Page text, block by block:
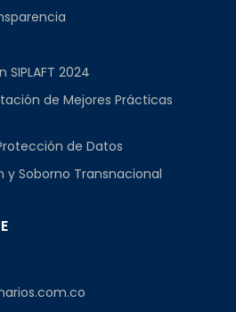
2024
de Mejores Prácticas
de Datos
y Soborno Transnacional